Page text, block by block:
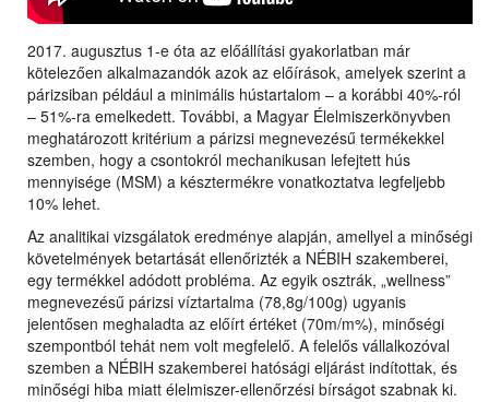
2017. augusztus 1-e óta az előállítási gyakorlatban már
kötelezően alkalmazandók azok az előírások, amelyek szerint a
párizsiban például a minimális hústartalom – a korábbi 40%-ról
– 51%-ra emelkedett. További, a Magyar Élelmiszerkönyvben
meghatározott kritérium a párizsi megnevezésű termékekkel
szemben, hogy a csontokról mechanikusan lefejtett hús
mennyisége (MSM) a késztermékre vonatkoztatva legfeljebb
10% lehet.
Az analitikai vizsgálatok eredménye alapján, amellyel a minőségi
követelmények betartását ellenőrizték a NÉBIH szakemberei,
egy termékkel adódott probléma. Az egyik osztrák, „wellness”
megnevezésű párizsi víztartalma (78,8g/100g) ugyanis
jelentősen meghaladta az előírt értéket (70m/m%), minőségi
szempontból tehát nem volt megfelelő. A felelős vállalkozóval
szemben a NÉBIH szakemberei hatósági eljárást indítottak, és
minőségi hiba miatt élelmiszer-ellenőrzési bírságot szabnak ki.